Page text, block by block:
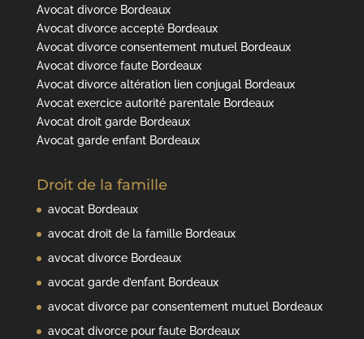
Avocat divorce Bordeaux
Avocat divorce accepté Bordeaux
Avocat divorce consentement mutuel Bordeaux
Avocat divorce faute Bordeaux
Avocat divorce altération lien conjugal Bordeaux
Avocat exercice autorité parentale Bordeaux
Avocat droit garde Bordeaux
Avocat garde enfant Bordeaux
Droit de la famille
avocat Bordeaux
avocat droit de la famille Bordeaux
avocat divorce Bordeaux
avocat garde d’enfant Bordeaux
avocat divorce par consentement mutuel Bordeaux
avocat divorce pour faute Bordeaux